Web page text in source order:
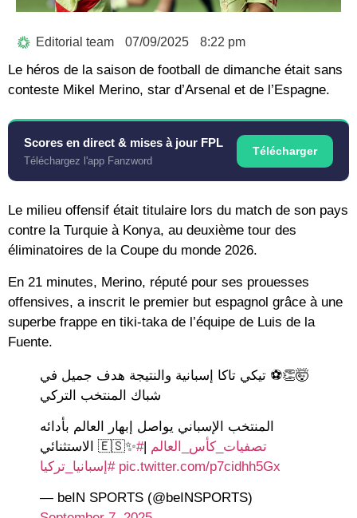
Editorial team 07/09/2025 8:22 pm
Le héros de la saison de football de dimanche était sans
conteste Mikel Merino, star d’Arsenal et de l’Espagne.
Scores en direct & mises à jour FPL
Téléchargez l'app Fanzword
Télécharger
Le milieu offensif était titulaire lors du match de son pays
contre la Turquie à Konya, au deuxième tour des
éliminatoires de la Coupe du monde 2026.
En 21 minutes, Merino, réputé pour ses prouesses
offensives, a inscrit le premier but espagnol grâce à une
superbe frappe en tiki-taka de l’équipe de Luis de la
Fuente.
🤯👏⚽️ تيكي تاكا إسبانية والنتيجة هدف جميل في
شباك المنتخب التركي
المنتخب الإسباني يواصل إبهار العالم بأدائه
الاستثنائي 🇪🇸✨
#تصفيات_كأس_العالم |
#إسبانيا_تركيا pic.twitter.com/p7cidhh5Gx
— beIN SPORTS (@beINSPORTS)